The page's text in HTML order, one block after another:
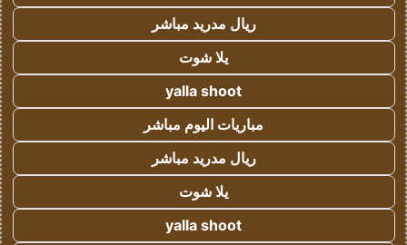
ريال مدريد مباشر
يلا شوت
yalla shoot
مباريات اليوم مباشر
ريال مدريد مباشر
يلا شوت
yalla shoot